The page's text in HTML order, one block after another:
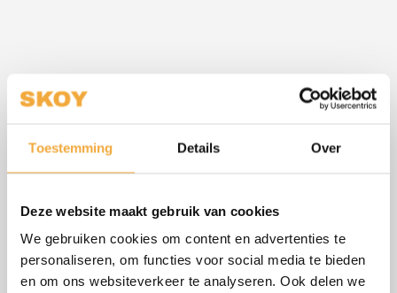
Toestemming Details Over
Deze website maakt gebruik van cookies
We gebruiken cookies om content en advertenties te
personaliseren, om functies voor social media te bieden
en om ons websiteverkeer te analyseren. Ook delen we
een goed isolerende minipool cover/plungepool cover te
ook de temperatuur langer vast houden en daardoor energie
zuiniger genieten van uw bad.
De cover wordt standaard geleverd met 8 handvatten en is uit
te breiden dmv bandjes, 2de vochtscherm en reflectiefolie